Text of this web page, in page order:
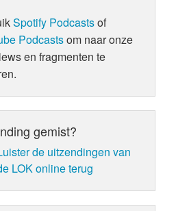
Spotify Podcastsof
Podcastsom naar onze
en fragmenten te
gemist?
de uit­zen­din­gen van
LOK online terug